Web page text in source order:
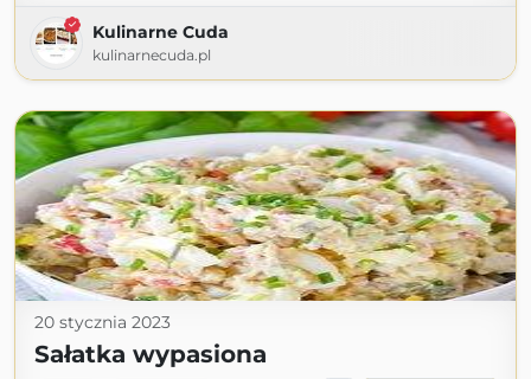
Kulinarne Cuda
kulinarnecuda.pl
20 stycznia 2023
Sałatka wypasiona